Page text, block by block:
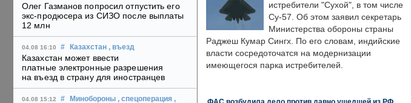
Олег Газманов попросил отпустить его
экс-продюсера из СИЗО после выплаты
12 млн
04.08 16:10 # Казахстан , въезд
Казахстан может ввести
платные электронные разрешения
на въезд в страну для иностранцев
04.08 15:12 # Минобороны , спецоперация ,
истребители "Сухой", в том числе
Су-57. Об этом заявил секретарь
Министерства обороны страны
Раджеш Кумар Сингх. По его словам, индийские
власти сосредоточатся на модернизации
имеющегося парка истребителей.